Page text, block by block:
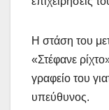
Η στάση του
«Στέφανε
γραφείο του
υπεύθυνος.